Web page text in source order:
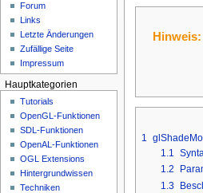
Hinweis:
1
1.1
1.2
1.3
Forum
Links
Letzte Änderungen
Zufällige Seite
Impressum
Hauptkategorien
Tutorials
OpenGL-Funktionen
SDL-Funktionen
OpenAL-Funktionen
OGL Extensions
Hintergrundwissen
Techniken